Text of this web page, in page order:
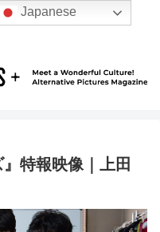
』特報映像｜上田
Japanese